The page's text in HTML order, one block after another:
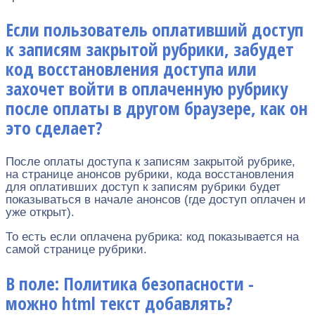
Если пользователь оплативший доступ
к записям закрытой рубрики, забудет
код восстановления доступа или
захочет войти в оплаченную рубрику
после оплаты в другом браузере, как он
это сделает?
После оплаты доступа к записям закрытой рубрике,
на странице анонсов рубрики, кода восстановления
для оплативших доступ к записям рубрики будет
показываться в начале анонсов (где доступ оплачен и
уже открыт).
То есть если оплачена рубрика: код показывается на
самой странице рубрики.
В поле: Политика безопасности -
можно html текст добавлять?